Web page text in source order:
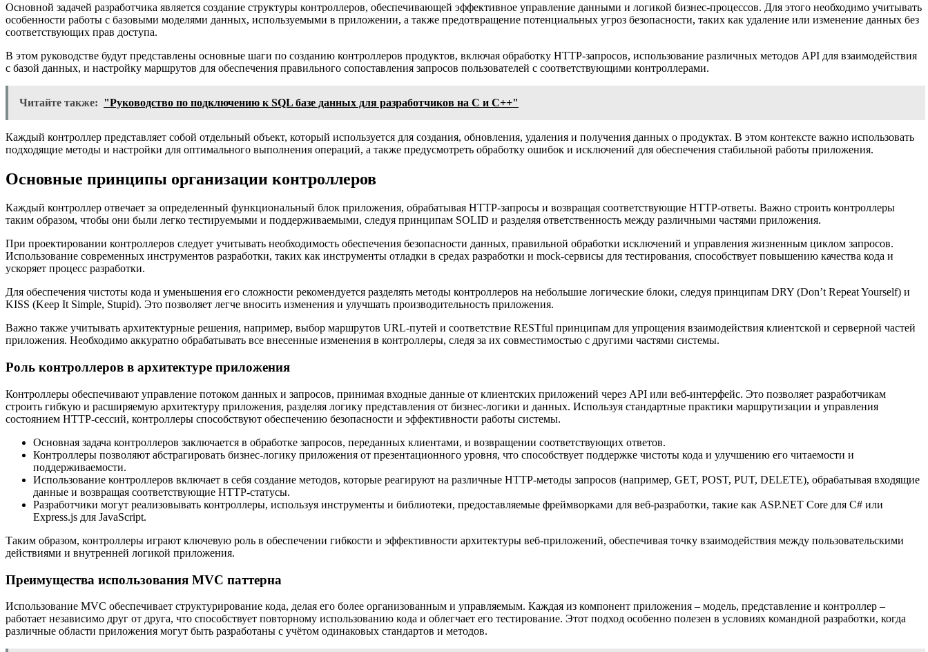
Основной задачей разработчика является создание структуры контроллеров, обеспечивающей эффективное управление данными и логикой бизнес-процессов. Для этого необходимо учитывать
особенности работы с базовыми моделями данных, используемыми в приложении, а также предотвращение потенциальных угроз безопасности, таких как удаление или изменение данных без
соответствующих прав доступа.
В этом руководстве будут представлены основные шаги по созданию контроллеров продуктов, включая обработку HTTP-запросов, использование различных методов API для взаимодействия
с базой данных, и настройку маршрутов для обеспечения правильного сопоставления запросов пользователей с соответствующими контроллерами.
Читайте также: "Руководство по подключению к SQL базе данных для разработчиков на C и C++"
Каждый контроллер представляет собой отдельный объект, который используется для создания, обновления, удаления и получения данных о продуктах. В этом контексте важно использовать
подходящие методы и настройки для оптимального выполнения операций, а также предусмотреть обработку ошибок и исключений для обеспечения стабильной работы приложения.
Основные принципы организации контроллеров
Каждый контроллер отвечает за определенный функциональный блок приложения, обрабатывая HTTP-запросы и возвращая соответствующие HTTP-ответы. Важно строить контроллеры
таким образом, чтобы они были легко тестируемыми и поддерживаемыми, следуя принципам SOLID и разделяя ответственность между различными частями приложения.
При проектировании контроллеров следует учитывать необходимость обеспечения безопасности данных, правильной обработки исключений и управления жизненным циклом запросов.
Использование современных инструментов разработки, таких как инструменты отладки в средах разработки и mock-сервисы для тестирования, способствует повышению качества кода и
ускоряет процесс разработки.
Для обеспечения чистоты кода и уменьшения его сложности рекомендуется разделять методы контроллеров на небольшие логические блоки, следуя принципам DRY (Don’t Repeat Yourself) и
KISS (Keep It Simple, Stupid). Это позволяет легче вносить изменения и улучшать производительность приложения.
Важно также учитывать архитектурные решения, например, выбор маршрутов URL-путей и соответствие RESTful принципам для упрощения взаимодействия клиентской и серверной частей
приложения. Необходимо аккуратно обрабатывать все внесенные изменения в контроллеры, следя за их совместимостью с другими частями системы.
Роль контроллеров в архитектуре приложения
Контроллеры обеспечивают управление потоком данных и запросов, принимая входные данные от клиентских приложений через API или веб-интерфейс. Это позволяет разработчикам
строить гибкую и расширяемую архитектуру приложения, разделяя логику представления от бизнес-логики и данных. Используя стандартные практики маршрутизации и управления
состоянием HTTP-сессий, контроллеры способствуют обеспечению безопасности и эффективности работы системы.
Основная задача контроллеров заключается в обработке запросов, переданных клиентами, и возвращении соответствующих ответов.
Контроллеры позволяют абстрагировать бизнес-логику приложения от презентационного уровня, что способствует поддержке чистоты кода и улучшению его читаемости и
поддерживаемости.
Использование контроллеров включает в себя создание методов, которые реагируют на различные HTTP-методы запросов (например, GET, POST, PUT, DELETE), обрабатывая входящие
данные и возвращая соответствующие HTTP-статусы.
Разработчики могут реализовывать контроллеры, используя инструменты и библиотеки, предоставляемые фреймворками для веб-разработки, такие как ASP.NET Core для C# или
Express.js для JavaScript.
Таким образом, контроллеры играют ключевую роль в обеспечении гибкости и эффективности архитектуры веб-приложений, обеспечивая точку взаимодействия между пользовательскими
действиями и внутренней логикой приложения.
Преимущества использования MVC паттерна
Использование MVC обеспечивает структурирование кода, делая его более организованным и управляемым. Каждая из компонент приложения – модель, представление и контроллер –
работает независимо друг от друга, что способствует повторному использованию кода и облегчает его тестирование. Этот подход особенно полезен в условиях командной разработки, когда
различные области приложения могут быть разработаны с учётом одинаковых стандартов и методов.